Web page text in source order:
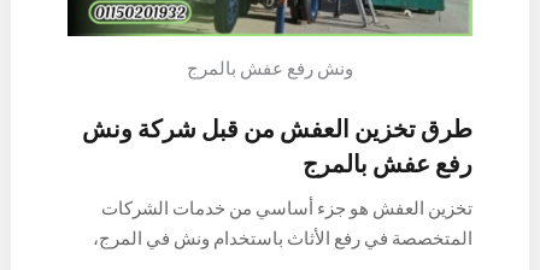
ونش رفع عفش بالمرج
طرق تخزين العفش من قبل شركة ونش
رفع عفش بالمرج
تخزين العفش هو جزء أساسي من خدمات الشركات
المتخصصة في رفع الأثاث باستخدام ونش في المرج،